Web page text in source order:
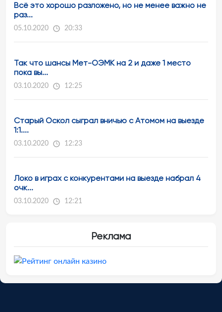
Всё это хорошо разложено, но не менее важно не
раз...
05.10.2020 20:33
Так что шансы Мет-ОЭМК на 2 и даже 1 место
пока вы...
03.10.2020 12:25
Старый Оскол сыграл вничью с Атомом на выезде
1:1....
03.10.2020 12:23
Локо в играх с конкурентами на выезде набрал 4
очк...
03.10.2020 12:21
Реклама